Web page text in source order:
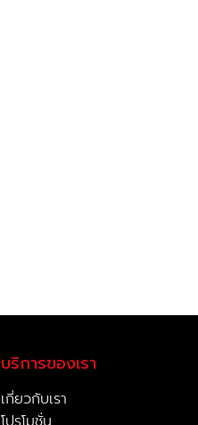
บริการของเรา
เกี่ยวกับเรา